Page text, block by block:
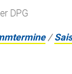
DPG
/